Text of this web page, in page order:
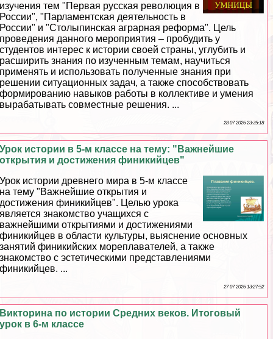
изучения тем "Первая русская революция в
России", "Парламентская деятельность в
России" и "Столыпинская аграрная реформа". Цель
проведения данного мероприятия – пробудить у
студентов интерес к истории своей страны, углубить и
расширить знания по изученным темам, научиться
применять и использовать полученные знания при
решении ситуационных задач, а также способствовать
формированию навыков работы в коллективе и умения
выpaбатывать совместные решения. ...
28 07 2026 23:35:18
Урок истории в 5-м классе на тему: "Важнейшие
открытия и достижения финикийцев"
Урок истории древнего мира в 5-м классе
на тему "Важнейшие открытия и
достижения финикийцев". Целью урока
является знакомство учащихся с
важнейшими открытиями и достижениями
финикийцев в области культуры, выяснение основных
занятий финикийских мореплавателей, а также
знакомство с эстетическими представлениями
финикийцев. ...
27 07 2026 13:27:52
Викторина по истории Средних веков. Итоговый
урок в 6-м классе